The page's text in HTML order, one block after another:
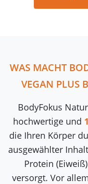
WAS MACHT
VEGAN PLUS
BodyFokus
hochwertige und
die Ihren Körper
ausgewählter
Protein
versorgt. Vor